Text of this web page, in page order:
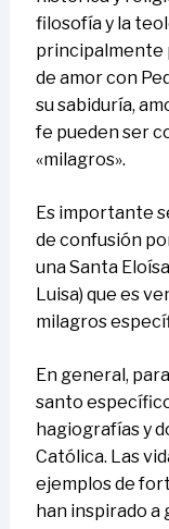
filosofía y la
principalmente
de amor con
su sabiduría,
fe pueden ser
«milagros».
Es importante
de confusión
una Santa
Luisa) que es
milagros
En general,
santo
hagiografías y
Católica. Las
ejemplos de
han inspirado a